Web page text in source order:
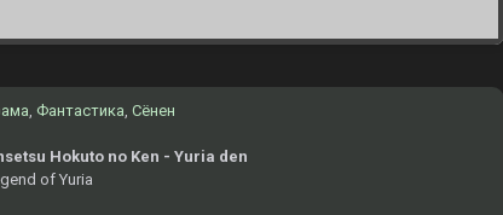
, Фантастика, Сёнен
Hokuto no Ken - Yuria den
of Yuria